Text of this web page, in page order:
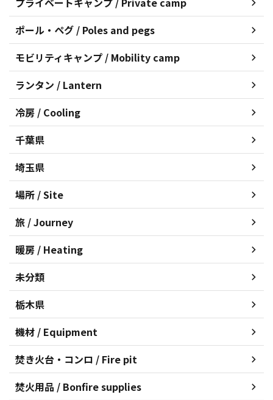
ポール・ペグ / Poles and pegs
モビリティキャンプ / Mobility camp
ランタン / Lantern
冷房 / Cooling
千葉県
埼玉県
場所 / Site
旅 / Journey
暖房 / Heating
未分類
栃木県
機材 / Equipment
焚き火台・コンロ / Fire pit
焚火用品 / Bonfire supplies